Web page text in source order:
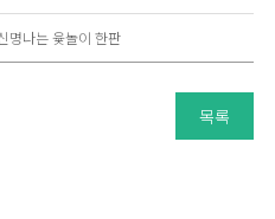
명나는 윷놀이 한판
목록